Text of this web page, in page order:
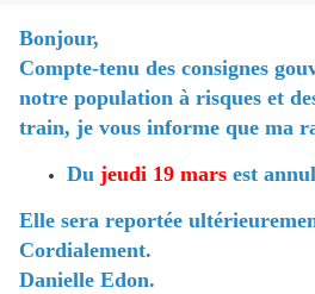
Bonjour,
Compte-tenu des consignes
notre population à risques et
train, je vous informe que ma
Du jeudi 19 mars est
Elle sera reportée
Cordialement.
Danielle Edon.